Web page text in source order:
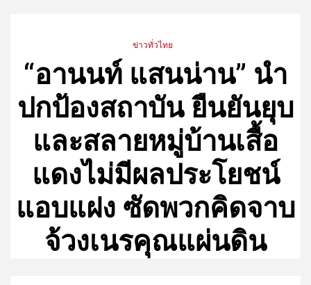
ข่าวทั่วไทย
“อานนท์ แสนน่าน” นำ
ปกป้องสถาบัน ยืนยันยุบ
และสลายหมู่บ้านเสื้อ
แดงไม่มีผลประโยชน์
แอบแฝง ซัดพวกคิดจาบ
จ้วงเนรคุณแผ่นดิน